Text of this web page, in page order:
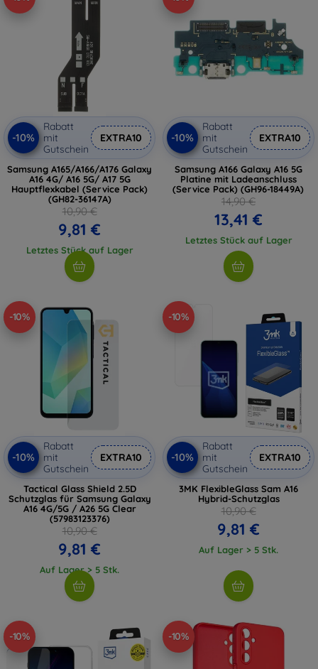
-10%
Rabatt
mit
Gutschein
EXTRA10
Samsung A165/A166/A176 Galaxy
A16 4G/ A16 5G/ A17 5G
Hauptflexkabel (Service Pack)
(GH82-36147A)
10,90 €
9,81 €
Letztes Stück auf Lager
-10%
Rabatt
mit
Gutschein
EXTRA10
Samsung A166 Galaxy A16 5G
Platine mit Ladeanschluss
(Service Pack) (GH96-18449A)
14,90 €
13,41 €
Letztes Stück auf Lager
-10%
-10%
Rabatt
mit
Gutschein
EXTRA10
Tactical Glass Shield 2.5D
Schutzglas für Samsung Galaxy
A16 4G/5G / A26 5G Clear
(57983123376)
10,90 €
9,81 €
Auf Lager > 5 Stk.
-10%
-10%
Rabatt
mit
Gutschein
EXTRA10
3MK FlexibleGlass Sam A16
Hybrid-Schutzglas
10,90 €
9,81 €
Auf Lager > 5 Stk.
-10% -10%